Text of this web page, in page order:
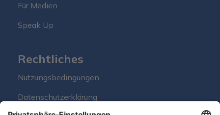
Für Medien
Speak Up
Rechtliches
Nutzungsbedingungen
Datenschutzerklärung